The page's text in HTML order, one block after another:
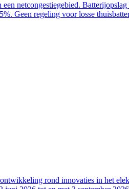
netcongestiegebied.
Geen regeling voor losse
rond innovaties in het